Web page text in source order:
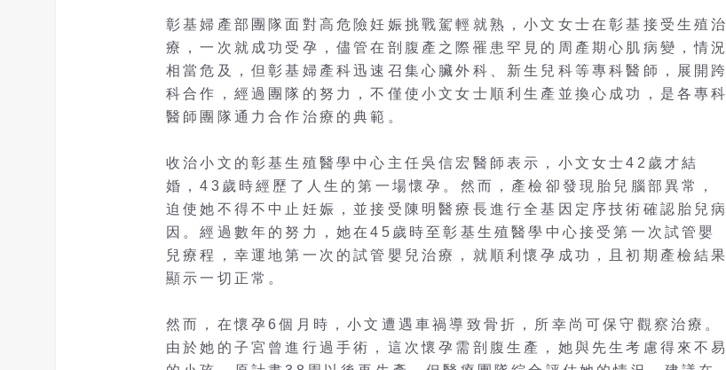
彰基婦產部團隊面對高危險妊娠挑戰駕輕就熟，小文女士在彰基接受生殖治
療，一次就成功受孕，儘管在剖腹產之際罹患罕見的周產期心肌病變，情況
相當危及，但彰基婦產科迅速召集心臟外科、新生兒科等專科醫師，展開跨
科合作，經過團隊的努力，不僅使小文女士順利生產並換心成功，是各專科
醫師團隊通力合作治療的典範。
收治小文的彰基生殖醫學中心主任吳信宏醫師表示，小文女士42歲才結
婚，43歲時經歷了人生的第一場懷孕。然而，產檢卻發現胎兒腦部異常，
迫使她不得不中止妊娠，並接受陳明醫療長進行全基因定序技術確認胎兒病
因。經過數年的努力，她在45歲時至彰基生殖醫學中心接受第一次試管嬰
兒療程，幸運地第一次的試管嬰兒治療，就順利懷孕成功，且初期產檢結果
顯示一切正常。
然而，在懷孕6個月時，小文遭遇車禍導致骨折，所幸尚可保守觀察治療。
由於她的子宮曾進行過手術，這次懷孕需剖腹生產，她與先生考慮得來不易